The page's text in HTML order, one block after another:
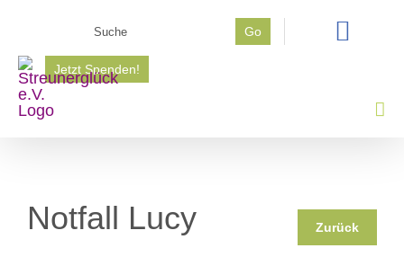
springen
Go
Jetzt Spenden!
Notfall Lucy Zurück